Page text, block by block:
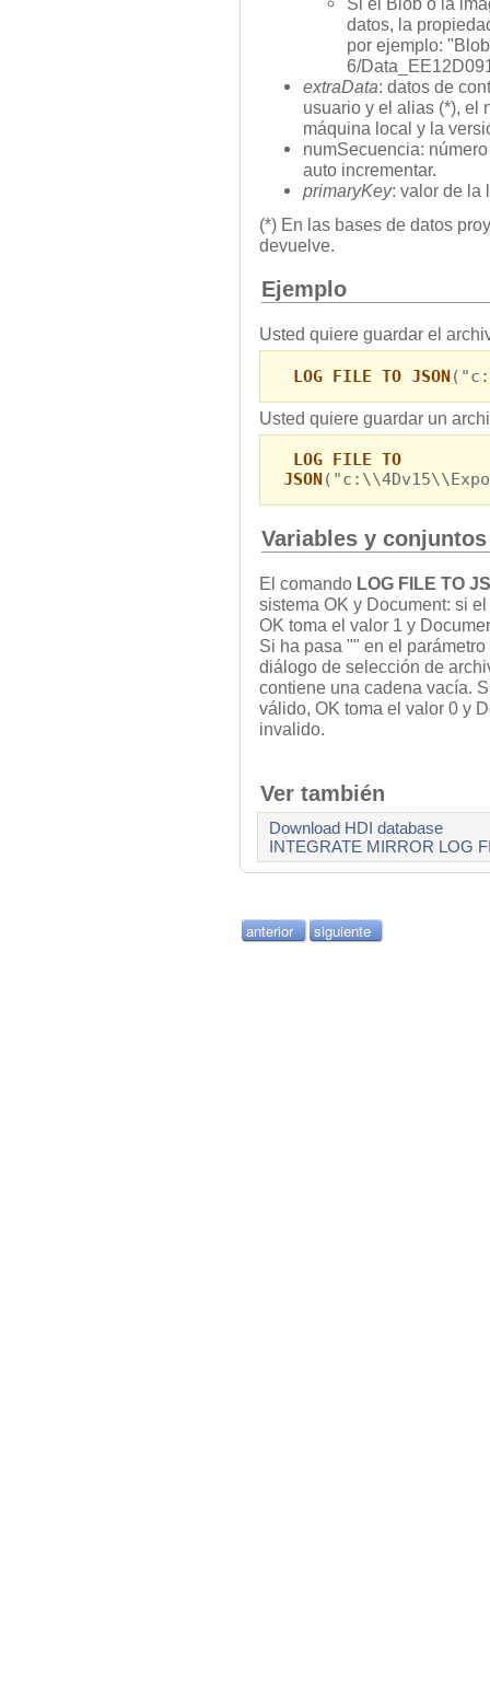
datos, la
por ejemplo:
6/
extraData: datos de
usuario y el alias (*), el
máquina local y la
numSecuencia:
auto incrementar.
primaryKey: valor de la
(*) En las bases de datos
devuelve.
Ejemplo
Usted quiere guardar el
LOG FILE TO JSON
Usted quiere guardar un
LOG FILE TO
JSON
Variables y
El comando LOG FILE TO
sistema OK y Document: si
OK toma el valor 1 y
Si ha pasa "" en el parámetro
diálogo de selección de
contiene una cadena vacía.
válido, OK toma el valor 0 y
invalido.
Ver también
Download HDI database
INTEGRATE MIRROR LOG
anterior siguiente